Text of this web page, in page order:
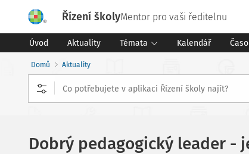
Řízení školyMentor pro vaši ředitelnu
Úvod Aktuality Témata Kalendář
Domů Aktuality
Dobrý pedagogický leader -